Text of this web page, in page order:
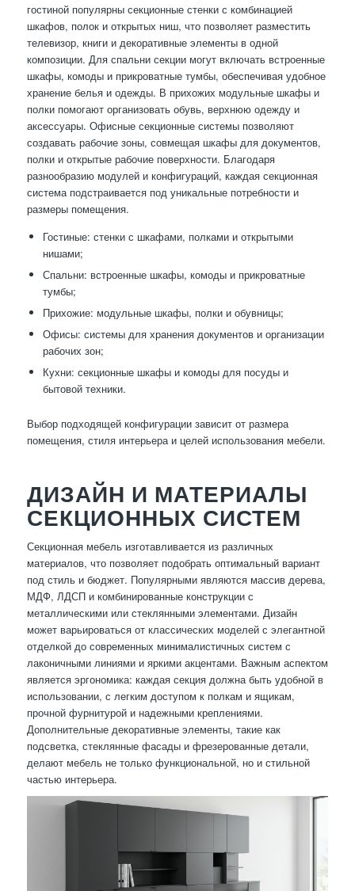
гостиной популярны секционные стенки с комбинацией
шкафов, полок и открытых ниш, что позволяет разместить
телевизор, книги и декоративные элементы в одной
композиции. Для спальни секции могут включать встроенные
шкафы, комоды и прикроватные тумбы, обеспечивая удобное
хранение белья и одежды. В прихожих модульные шкафы и
полки помогают организовать обувь, верхнюю одежду и
аксессуары. Офисные секционные системы позволяют
создавать рабочие зоны, совмещая шкафы для документов,
полки и открытые рабочие поверхности. Благодаря
разнообразию модулей и конфигураций, каждая секционная
система подстраивается под уникальные потребности и
размеры помещения.
Гостиные: стенки с шкафами, полками и открытыми
нишами;
Спальни: встроенные шкафы, комоды и прикроватные
тумбы;
Прихожие: модульные шкафы, полки и обувницы;
Офисы: системы для хранения документов и организации
рабочих зон;
Кухни: секционные шкафы и комоды для посуды и
бытовой техники.
Выбор подходящей конфигурации зависит от размера
помещения, стиля интерьера и целей использования мебели.
ДИЗАЙН И МАТЕРИАЛЫ
СЕКЦИОННЫХ СИСТЕМ
Секционная мебель изготавливается из различных
материалов, что позволяет подобрать оптимальный вариант
под стиль и бюджет. Популярными являются массив дерева,
МДФ, ЛДСП и комбинированные конструкции с
металлическими или стеклянными элементами. Дизайн
может варьироваться от классических моделей с элегантной
отделкой до современных минималистичных систем с
лаконичными линиями и яркими акцентами. Важным аспектом
является эргономика: каждая секция должна быть удобной в
использовании, с легким доступом к полкам и ящикам,
прочной фурнитурой и надежными креплениями.
Дополнительные декоративные элементы, такие как
подсветка, стеклянные фасады и фрезерованные детали,
делают мебель не только функциональной, но и стильной
частью интерьера.